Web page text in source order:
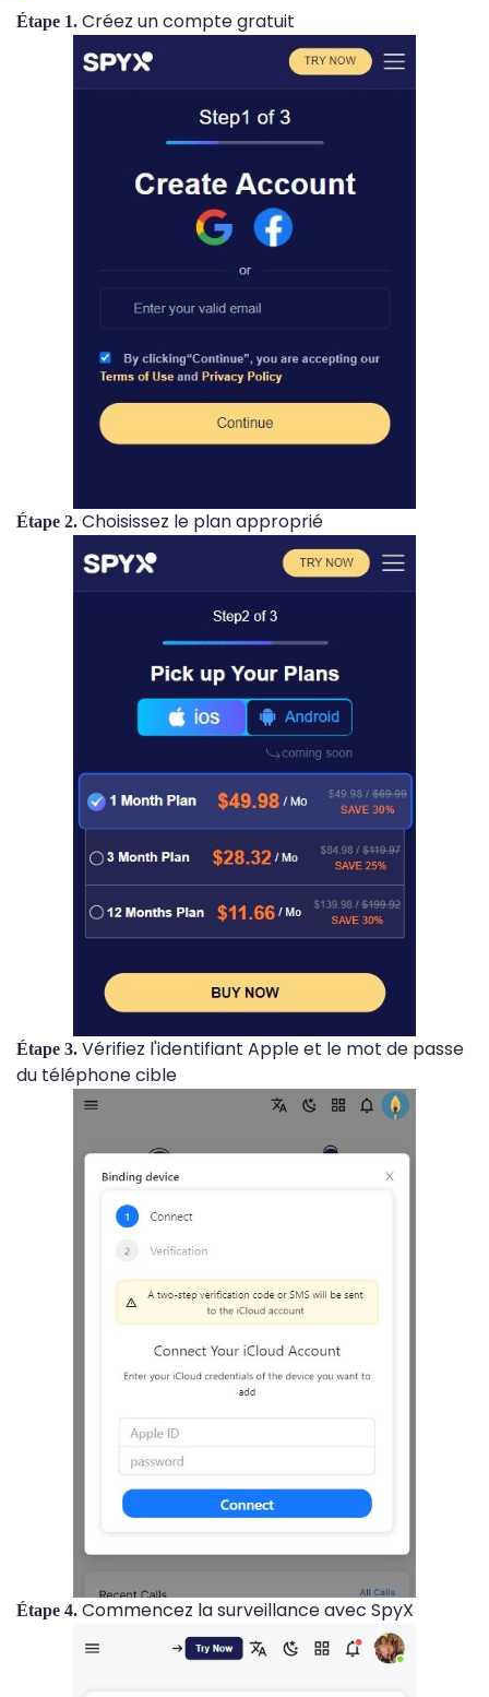
Étape 1. Créez un compte gratuit
Étape 2. Choisissez le plan approprié
Étape 3. Vérifiez l'identifiant Apple et le mot de passe
du téléphone cible
Étape 4. Commencez la surveillance avec SpyX